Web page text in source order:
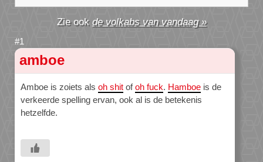
de volkabs van vandaag »
amboe
Amboe is zoiets als oh shit ofoh fuck. Hamboe is de
verkeerde spelling ervan, ook al is de betekenis
hetzelfde.